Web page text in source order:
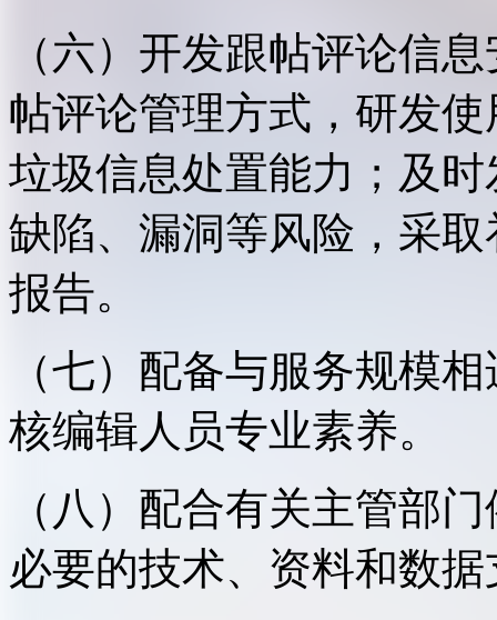
（六）开发跟帖评论信
帖评论管理方式，研发
垃圾信息处置能力；及
缺陷、漏洞等风险，采
报告。
（七）配备与服务规模
核编辑人员专业素养。
（八）配合有关主管部
必要的技术、资料和数